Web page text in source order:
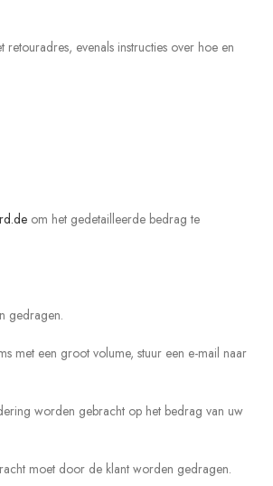
evenals instructies over hoe en
om het gedetailleerde bedrag te
gedragen.
met een groot volume, stuur een e-mail naar
worden gebracht op het bedrag van uw
moet door de klant worden gedragen.